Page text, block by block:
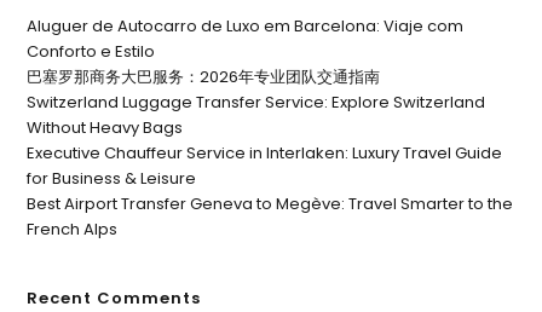
Aluguer de Autocarro de Luxo em Barcelona: Viaje com
Conforto e Estilo
巴塞罗那商务大巴服务：2026年专业团队交通指南
Switzerland Luggage Transfer Service: Explore Switzerland
Without Heavy Bags
Executive Chauffeur Service in Interlaken: Luxury Travel Guide
for Business & Leisure
Best Airport Transfer Geneva to Megève: Travel Smarter to the
French Alps
Recent Comments